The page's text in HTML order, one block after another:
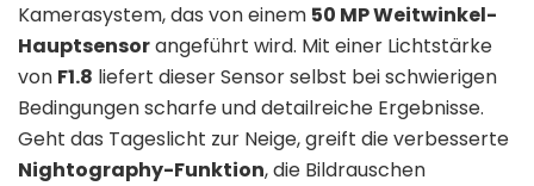
Kamerasystem, das von einem 50 MP Weitwinkel-
Hauptsensorangeführt wird. Mit einer Lichtstärke
von F1.8 liefert dieser Sensor selbst bei schwierigen
Bedingungen scharfe und detailreiche Ergebnisse.
Geht das Tageslicht zur Neige, greift die verbesserte
Nightography-Funktion, die Bildrauschen